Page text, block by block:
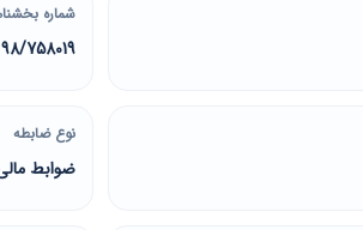
شماره
98/758019
نوع ضابطه
ضوابط